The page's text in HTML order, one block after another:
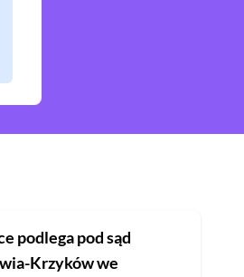
podlega pod sąd
Krzyków we